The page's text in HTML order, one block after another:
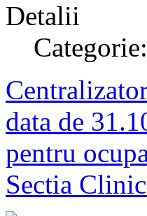
Detalii
data de
pentru
Sectia